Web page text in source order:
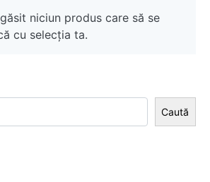
niciun produs care să se
cu selecția ta.
Caută